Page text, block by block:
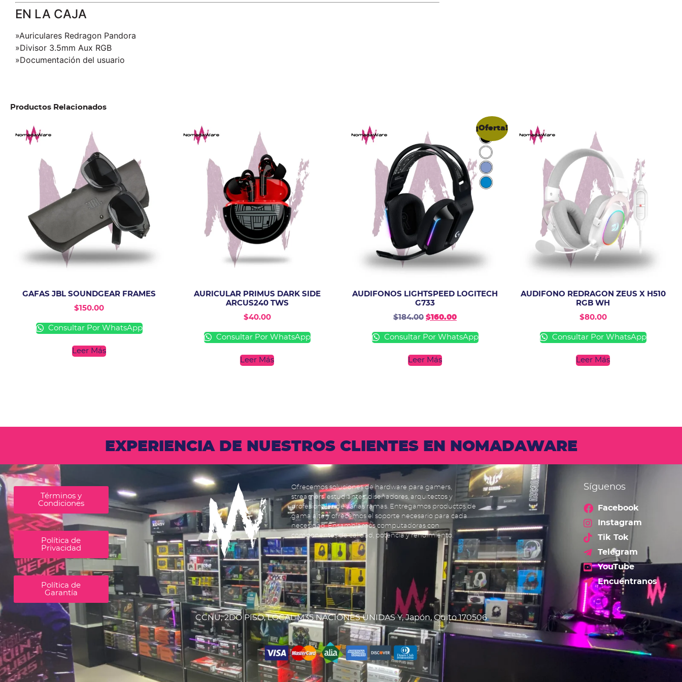
EN LA CAJA
»Auriculares Redragon Pandora
»Divisor 3.5mm Aux RGB
»Documentación del usuario
Productos Relacionados
GAFAS JBL SOUNDGEAR FRAMES
$150.00
Consultar Por WhatsApp
Leer Más
AURICULAR PRIMUS DARK SIDE
ARCUS240 TWS
$40.00
Consultar Por WhatsApp
Leer Más
¡Oferta!
AUDIFONOS LIGHTSPEED LOGITECH
G733
$184.00 $160.00
Consultar Por WhatsApp
Leer Más
AUDIFONO REDRAGON ZEUS X H510
RGB WH
$80.00
Consultar Por WhatsApp
Leer Más
EXPERIENCIA DE NUESTROS CLIENTES EN NOMADAWARE
Términos y
Condiciones
Política de
Privacidad
Política de
Garantía
Ofrecemos soluciones de hardware para gamers,
streamers, estudiantes, diseñadores, arquitectos y
profesionales de varias ramas. Entregamos productos de
gama alta y ofrecemos el soporte necesario para cada
necesidad. Ensamblamos computadoras con
componentes de calidad, potencia y rendimiento.
Síguenos
Facebook
Instagram
Tik Tok
Telegram
YouTube
Encuéntranos
CCNU, 2DO PISO, LOCAL M35 NACIONES UNIDAS Y, Japón, Quito 170506